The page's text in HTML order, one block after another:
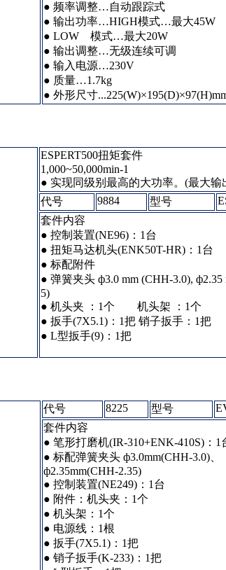
● 频率调整…自动跟踪式
● 输出功率…HIGH模式…最大45W
● LOW 模式…最大20W
● 输出调整…无级连续可调
● 输入电源…230V
● 质量…1.7kg
● 外形尺寸
ESPERT500扭矩套件
1,000~50,000min-1
● 实现同级别最高的大功率。(最大输
代号
9884 型号
套件内容
● 控制装置(NE96)：1台
● 扭矩马达机头(ENK50T-HR)：1台
● 标配附件
● 弹簧夹头 ф3.0 mm (CHH-3.0), ф2.35
5)
● 机头夹 ：1个 机头架 ：1个
● 扳手(7X5.1)：1把 销子扳手：1把
● L型扳手(9)：1把
代号 8225 型号
套件内容
● 笔形打磨机(IR-310+ENK-410S)：1
● 标配弹簧夹头 ф3.0mm(CHH-3.0)、
ф2.35mm(CHH-2.35)
● 控制装置(NE249)：1台
● 附件：机头夹：1个
● 机头架：1个
● 电源线：1根
● 扳手(7X5.1)：1把
● 销子扳手(K-233)：1把